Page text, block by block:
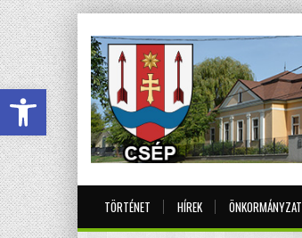
Eszköztár megnyitása
TÖRTÉNET HÍREK ÖNKORMÁNYZAT